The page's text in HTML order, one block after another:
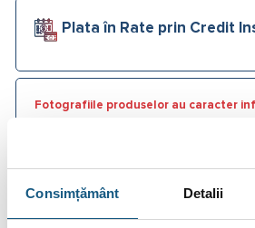
Consimțământ Detalii
Plata în Rate prin Credit
Fotografiile produselor au caracter
asemenea, unele specificații pot fi
producător fără preaviz sau pot